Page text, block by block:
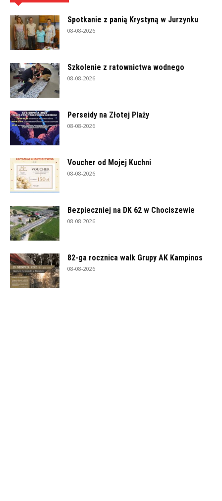
Spotkanie z panią Krystyną w Jurzynku
08-08-2026
Szkolenie z ratownictwa wodnego
08-08-2026
Perseidy na Złotej Plaży
08-08-2026
Voucher od Mojej Kuchni
08-08-2026
Bezpieczniej na DK 62 w Chociszewie
08-08-2026
82-ga rocznica walk Grupy AK Kampinos
08-08-2026